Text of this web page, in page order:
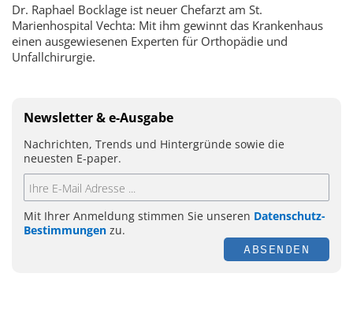
Dr. Raphael Bocklage ist neuer Chefarzt am St.
Marienhospital Vechta: Mit ihm gewinnt das Krankenhaus
einen ausgewiesenen Experten für Orthopädie und
Unfallchirurgie.
Newsletter & e-Ausgabe
Nachrichten, Trends und Hintergründe sowie die
neuesten E-paper.
Mit Ihrer Anmeldung stimmen Sie unseren Datenschutz-
Bestimmungen zu.
ABSENDEN